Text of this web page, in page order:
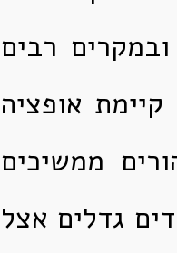
רבים
אופציה
ממשיכים
גדלים אצל